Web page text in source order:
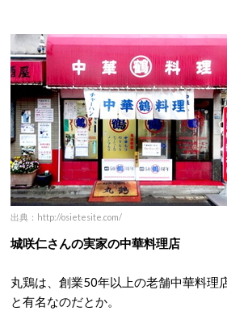
出典：http://osietesite.com/
城咲仁さんの実家の中華料理店
丸鶏は、創業50年以上の老舗中華料理
と有名なのだとか。